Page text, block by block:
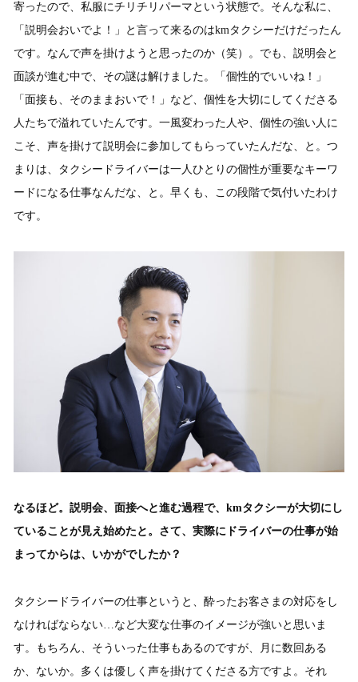
寄ったので、私服にチリチリパーマという状態で。そんな私に、
「説明会おいでよ！」と言って来るのはkmタクシーだけだったん
です。なんで声を掛けようと思ったのか（笑）。でも、説明会と
面談が進む中で、その謎は解けました。「個性的でいいね！」
「面接も、そのままおいで！」など、個性を大切にしてくださる
人たちで溢れていたんです。一風変わった人や、個性の強い人に
こそ、声を掛けて説明会に参加してもらっていたんだな、と。つ
まりは、タクシードライバーは一人ひとりの個性が重要なキーワ
ードになる仕事なんだな、と。早くも、この段階で気付いたわけ
です。
なるほど。説明会、面接へと進む過程で、kmタクシーが大切にし
ていることが見え始めたと。さて、実際にドライバーの仕事が始
まってからは、いかがでしたか？
タクシードライバーの仕事というと、酔ったお客さまの対応をし
なければならない…など大変な仕事のイメージが強いと思いま
す。もちろん、そういった仕事もあるのですが、月に数回ある
か、ないか。多くは優しく声を掛けてくださる方ですよ。それ